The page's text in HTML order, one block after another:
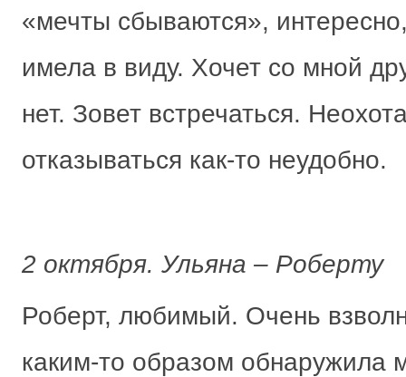
«мечты сбываются»,
имела в виду. Хочет со мной
нет. Зовет встречаться.
отказываться как-то неудобно.
2 октября. Ульяна – Роберту
Роберт, любимый. Очень
каким-то образом обнаружила